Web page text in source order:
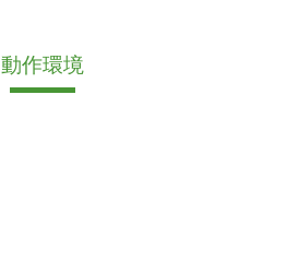
動作環境